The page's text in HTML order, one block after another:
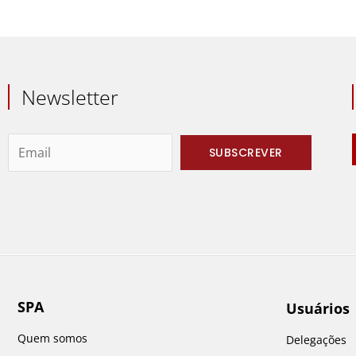
Newsletter
SPA
Quem somos
Usuários
Delegações